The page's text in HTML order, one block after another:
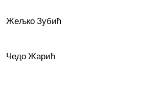
Жељко Зубић
Чедо Жарић